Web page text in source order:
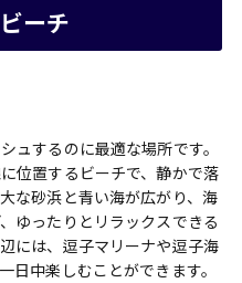
ーチ
ュするのに最適な場所です。
位置するビーチで、静かで落
な砂浜と青い海が広がり、海
ゆったりとリラックスできる
には、逗子マリーナや逗子海
日中楽しむことができます。